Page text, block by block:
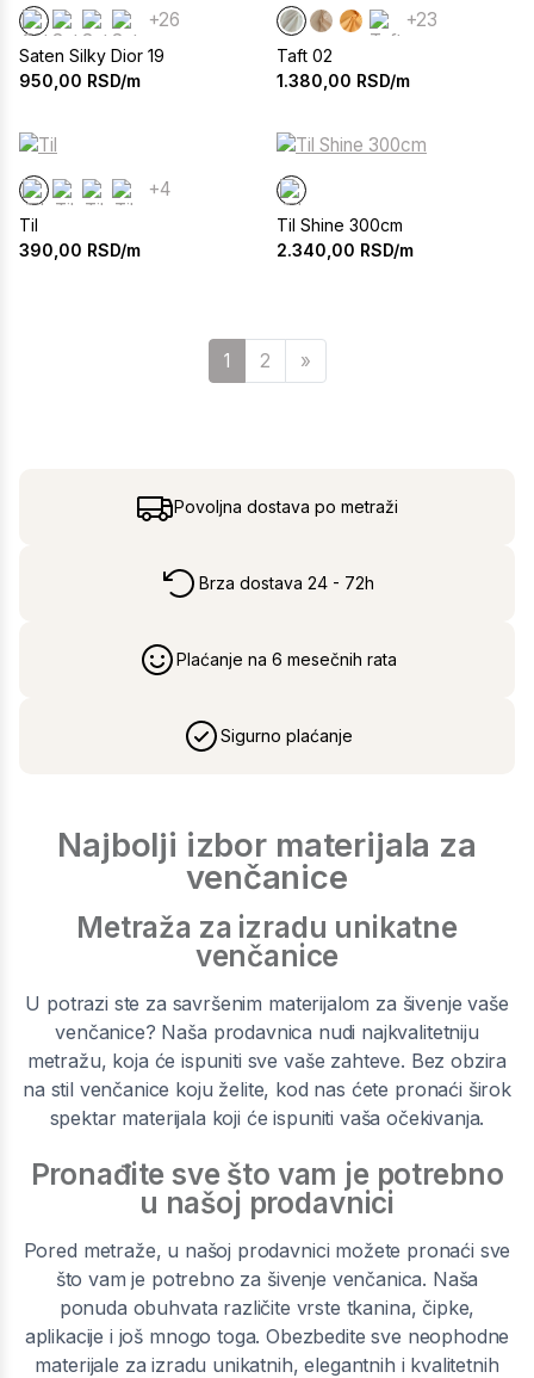
+26
Saten Silky Dior 19
950,00 RSD/m
+23
Taft 02
1.380,00 RSD/m
+4
Til
390,00 RSD/m
Til Shine 300cm
2.340,00 RSD/m
1 2 »Sledeća
Povoljna dostava po metraži
Brza dostava 24 - 72h
Plaćanje na 6 mesečnih rata
Sigurno plaćanje
Najbolji izbor materijala za
venčanice
Metraža za izradu unikatne
venčanice
U potrazi ste za savršenim materijalom za šivenje vaše
venčanice? Naša prodavnica nudi najkvalitetniju
metražu, koja će ispuniti sve vaše zahteve. Bez obzira
na stil venčanice koju želite, kod nas ćete pronaći širok
spektar materijala koji će ispuniti vaša očekivanja.
Pronađite sve što vam je potrebno
u našoj prodavnici
Pored metraže, u našoj prodavnici možete pronaći sve
što vam je potrebno za šivenje venčanica. Naša
ponuda obuhvata različite vrste tkanina, čipke,
aplikacije i još mnogo toga. Obezbedite sve neophodne
materijale za izradu unikatnih, elegantnih i kvalitetnih